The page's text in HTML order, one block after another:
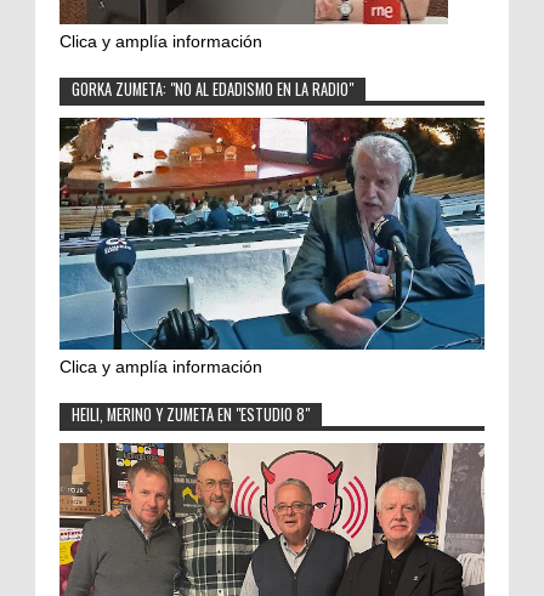
Clica y amplía información
GORKA ZUMETA: "NO AL EDADISMO EN LA RADIO"
Clica y amplía información
HEILI, MERINO Y ZUMETA EN "ESTUDIO 8"